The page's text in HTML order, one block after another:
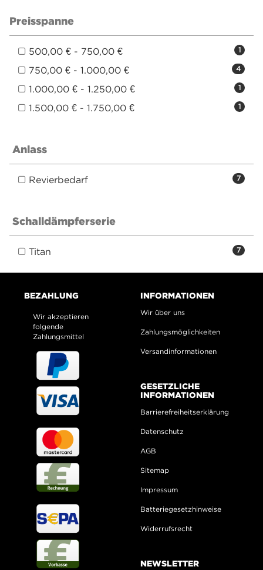
Preisspanne
1
500,00 € - 750,00 €
4
750,00 € - 1.000,00 €
1
1.000,00 € - 1.250,00 €
1
1.500,00 € - 1.750,00 €
Anlass
7
Revierbedarf
Schalldämpferserie
7
Titan
BEZAHLUNG
Wir akzeptieren
folgende
Zahlungsmittel
INFORMATIONEN
Wir über uns
Zahlungsmöglichkeiten
Versandinformationen
GESETZLICHE
INFORMATIONEN
Barrierefreiheitserklärung
Datenschutz
AGB
Sitemap
Impressum
Batteriegesetzhinweise
Widerrufsrecht
NEWSLETTER